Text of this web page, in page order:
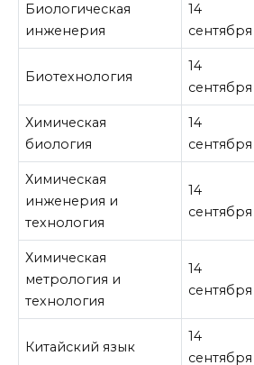
Биологическая
инженерия
14
сентября
Биотехнология
14
сентября
Химическая
биология
14
сентября
Химическая
инженерия и
технология
14
сентября
Химическая
метрология и
технология
14
сентября
Китайский язык
14
сентября